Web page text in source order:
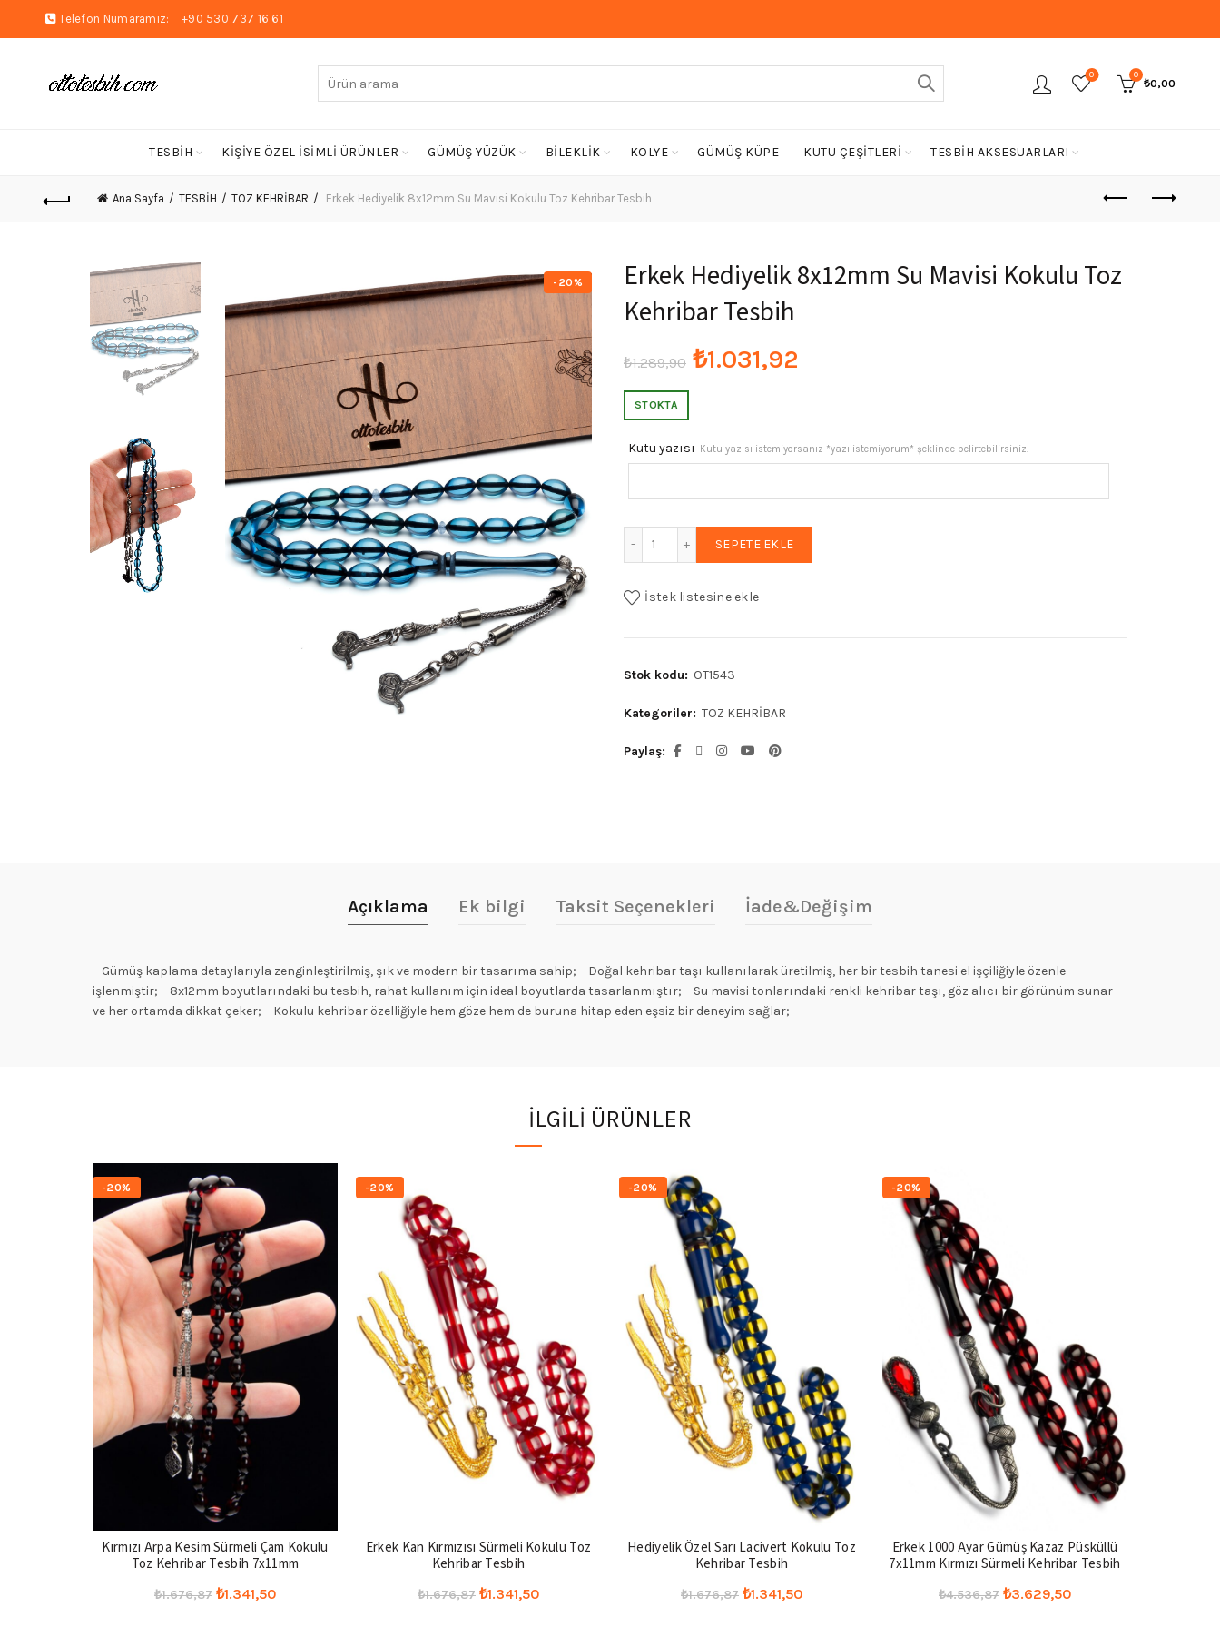
Telefon Numaramız: +90 530 737 16 61
Arayın: 0 0
₺0,00
TESBİH KİŞİYE ÖZEL İSİMLİ ÜRÜNLER GÜMÜŞ YÜZÜK BİLEKLİK KOLYE GÜMÜŞ KÜPE KUTU ÇEŞİTLERİ TESBİH AKSESUARLARI
Ana Sayfa TESBİH TOZ KEHRİBAR Erkek Hediyelik 8x12mm Su Mavisi Kokulu Toz Kehribar Tesbih
-20%
Erkek Hediyelik 8x12mm Su Mavisi Kokulu Toz
Kehribar Tesbih
₺1.289,90 Orijinal
₺1.289,90.
₺1.031,92
fiyat:
STOKTA
Kutu yazısı Kutu yazısı istemiyorsanız *yazı istemiyorum* şeklinde belirtebilirsiniz.
SEPETE EKLE
İstek listesine ekle
Stok kodu: OT1543
Kategoriler: TOZ KEHRİBAR
Paylaş
Açıklama Ek bilgi Taksit Seçenekleri İade&Değişim
– Gümüş kaplama detaylarıyla zenginleştirilmiş, şık ve modern bir tasarıma sahip; – Doğal kehribar taşı kullanılarak üretilmiş, her bir tesbih tanesi el işçiliğiyle özenle
işlenmiştir; – 8x12mm boyutlarındaki bu tesbih, rahat kullanım için ideal boyutlarda tasarlanmıştır; – Su mavisi tonlarındaki renkli kehribar taşı, göz alıcı bir görünüm sunar
ve her ortamda dikkat çeker; – Kokulu kehribar özelliğiyle hem göze hem de buruna hitap eden eşsiz bir deneyim sağlar;
İLGILI ÜRÜNLER
-20%
Kırmızı Arpa Kesim Sürmeli Çam Kokulu
Toz Kehribar Tesbih 7x11mm
₺1.676,87 Orijinal
₺1.341,50Şu
-20%
Erkek Kan Kırmızısı Sürmeli Kokulu Toz
Kehribar Tesbih
₺1.676,87 Orijinal
₺1.341,50Şu
-20%
Hediyelik Özel Sarı Lacivert Kokulu Toz
Kehribar Tesbih
₺1.676,87 Orijinal
₺1.341,50Şu
-20%
Erkek 1000 Ayar Gümüş Kazaz Püsküllü
7x11mm Kırmızı Sürmeli Kehribar Tesbih
₺4.536,87 Orijinal
₺3.629,50Şu